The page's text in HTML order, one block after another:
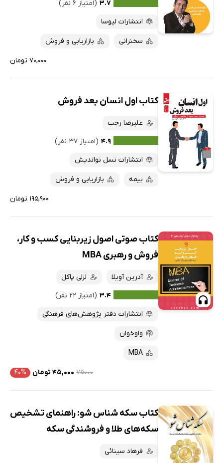
۳.۷ (امتیاز ۶ نفر)
انتشارات لیوسا
سخنرانی بازاریابی و فروش
۷۰,۰۰۰ تومان
کتاب اول انسان بعد فروش
علیرضا رجب
۴.۹ (امتیاز ۳۷ نفر)
انتشارات نسل نواندیش
بیمه بازاریابی و فروش
۱۹۵,۹۰۰ تومان
کتاب صوتی اصول زیربنایی کسب و کار،
فروش و رهبری MBA
آدرین آویلا
لزلی پاکل
۳.۴ (امتیاز ۲۲ نفر)
انتشارات دفتر پژوهش‌‌های فرهنگی
واوخوان
MBA
۷۵۰۰۰ ۴۵,۰۰۰ تومان ۴۰%
کتاب سکه شناس شو: راهنمای تشخیص
سکه‌های طلا و فروشندگی سکه
فرهاد سینائی